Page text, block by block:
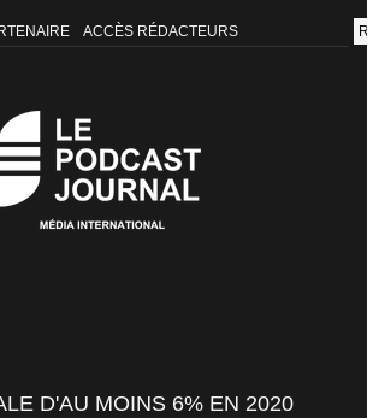
ACCÈS RÉDACTEURS
D'AU MOINS 6% EN 2020